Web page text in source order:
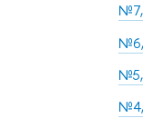
№7,
№6,
№5,
№4,